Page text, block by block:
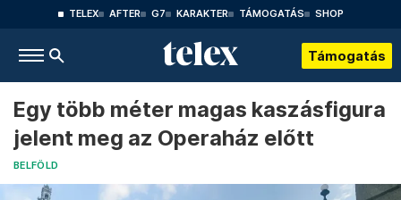
TELEX AFTER G7 KARAKTER TÁMOGATÁS SHOP
Támogatás
Egy több méter magas kaszásfigura
jelent meg az Operaház előtt
BELFÖLD